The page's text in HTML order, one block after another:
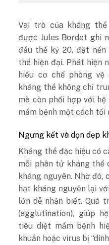
Vai trò của kháng
được Jules Bordet ghi
đầu thế kỷ 20, đặt nền
thể hiện đại. Phát hiện
hiểu cơ chế phòng
kháng thể không chỉ
mà còn phối hợp với
mầm bệnh một cách tối
Ngưng kết và dọn dẹp
Kháng thể đặc hiệu có
mỗi phân tử kháng
kháng nguyên. Nhờ đó,
hạt kháng nguyên lại
lớn dễ nhận biết. Quá
(agglutination), giúp
tiêu diệt mầm bệnh
khuẩn hoặc virus bị